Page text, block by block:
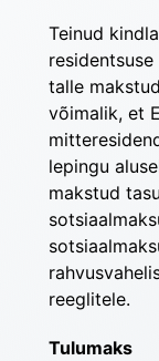
Teinud
talle
võimalik, et
lepin­gu
makstud
reeglitele.
Tulumaks